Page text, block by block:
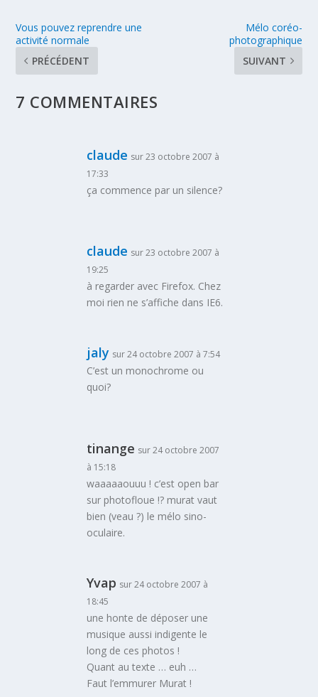
Vous pouvez reprendre une
activité normale
PRÉCÉDENT
Mélo coréo-
photographique
SUIVANT
7 COMMENTAIRES
claude sur 23 octobre 2007 à
17:33
ça commence par un silence?
claude sur 23 octobre 2007 à
19:25
à regarder avec Firefox. Chez
moi rien ne s’affiche dans IE6.
jaly sur 24 octobre 2007 à 7:54
C’est un monochrome ou
quoi?
tinange sur 24 octobre 2007
à 15:18
waaaaaouuu ! c’est open bar
sur photofloue !? murat vaut
bien (veau ?) le mélo sino-
oculaire.
Yvap sur 24 octobre 2007 à
18:45
une honte de déposer une
musique aussi indigente le
long de ces photos !
Quant au texte … euh …
Faut l’emmurer Murat !